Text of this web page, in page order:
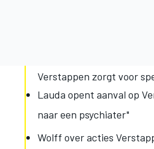
Verstappen zorgt voor
Lauda opent aanval op
naar een psychiater"
Wolff over acties